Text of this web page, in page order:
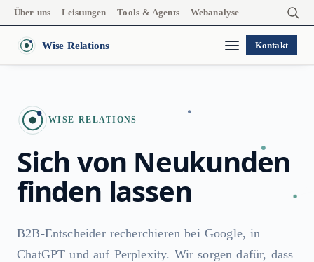
Über uns Leistungen Tools & Agents Webanalyse
Wise Relations Kontakt
WISE RELATIONS
Sich von Neukunden
finden lassen
B2B-Entscheider recherchieren bei Google, in
ChatGPT und auf Perplexity. Wir sorgen dafür, dass